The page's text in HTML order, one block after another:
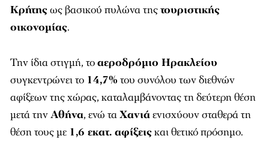
Κρήτηςως βασικού πυλώνα τηςτουριστικής
οικονομίας.
Την ίδια στιγμή, τοαεροδρόμιο Ηρακλείου
συγκεντρώνει το 14,7% του συνόλου των διεθνών
αφίξεων της χώρας, καταλαμβάνοντας τη δεύτερη θέση
μετά τηνΑθήνα, ενώ ταΧανιάενισχύουν σταθερά τη
θέση τους με 1,6 εκατ. αφίξειςκαι θετικό πρόσημο.